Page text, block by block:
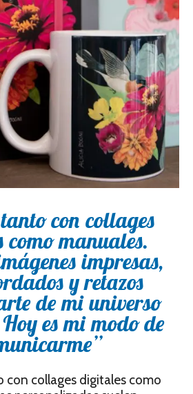
con collages
manuales.
impresas,
y retazos
de mi universo
es mi modo de
con collages digitales como